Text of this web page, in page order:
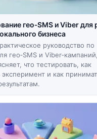
гео‑SMS и Viber для
бизнеса
руководство по
гео‑SMS и Viber‑кампаний,
что тестировать, как
эксперимент и как